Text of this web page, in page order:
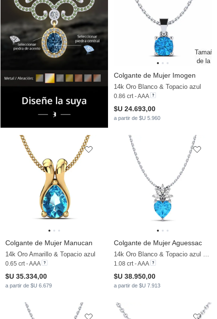
Colgante de Mujer Imogen
14k Oro Blanco & Topacio azul
0.86 crt - AAA
$U 24.693,00
a partir de $U 5.960
Colgante de Mujer Manucan
14k Oro Amarillo & Topacio azul
0.65 crt - AAA
$U 35.334,00
a partir de $U 6.679
Colgante de Mujer Aguessac
14k Oro Blanco & Topacio azul & Moissanita
1.08 crt - AAA
$U 38.950,00
a partir de $U 7.913